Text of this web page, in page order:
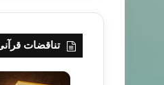
تناقضات